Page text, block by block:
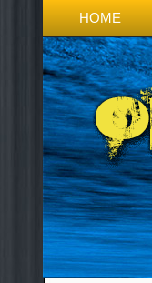
HOME